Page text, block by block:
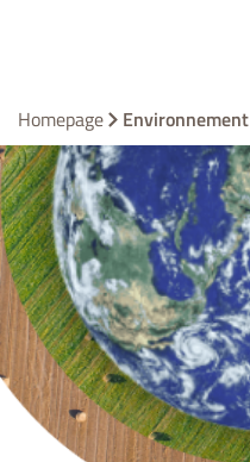
Homepage Environnement